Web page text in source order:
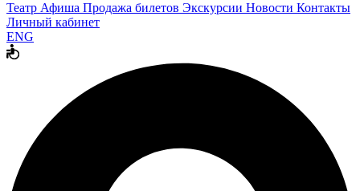
Театр Афиша Продажа билетов Экскурсии Новости Контакты
Личный кабинет
ENG